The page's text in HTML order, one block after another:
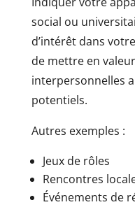
social ou
d’intérêt dans
de mettre en
interpersonnelles
potentiels.
Autres exemples :
Jeux de rôles
Rencontres
Événements de